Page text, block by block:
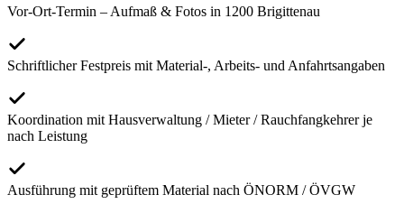
Vor-Ort-Termin – Aufmaß & Fotos in 1200 Brigittenau
Schriftlicher Festpreis mit Material-, Arbeits- und Anfahrtsangaben
Koordination mit Hausverwaltung / Mieter / Rauchfangkehrer je
nach Leistung
Ausführung mit geprüftem Material nach ÖNORM / ÖVGW